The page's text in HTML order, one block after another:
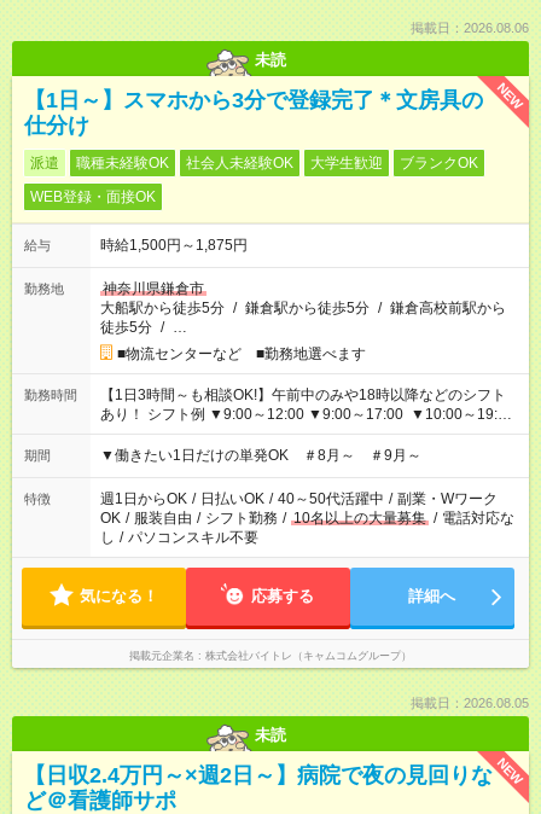
掲載日：2026.08.06
未読
NEW
【1日～】スマホから3分で登録完了＊文房具の
仕分け
派遣 職種未経験OK 社会人未経験OK 大学生歓迎
ブランクOK
WEB登録・面接OK
給与 時給1,500円～1,875円
勤務地
神奈川県鎌倉市
大船駅から徒歩5分 / 鎌倉駅から徒歩5分 / 鎌倉高校前駅から
徒歩5分 / …
■物流センターなど ■勤務地選べます
勤務時間
【1日3時間～も相談OK!】午前中のみや18時以降などのシフト
あり！ シフト例 ▼9:00～12:00 ▼9:00～17:00 ▼10:00～19:00
▼18:00～21:00
期間 ▼働きたい1日だけの単発OK ＃8月～ ＃9月～
特徴 週1日からOK / 日払いOK / 40～50代活躍中 / 副業・Wワーク
OK / 服装自由 / シフト勤務 / 10名以上の大量募集 / 電話対応な
し / パソコンスキル不要
気になる！ 応募する 詳細へ
掲載元企業名 株式会社バイトレ（キャムコムグループ）
掲載日：2026.08.05
未読
NEW
【日収2.4万円～×週2日～】病院で夜の見回りな
ど＠看護師サポ